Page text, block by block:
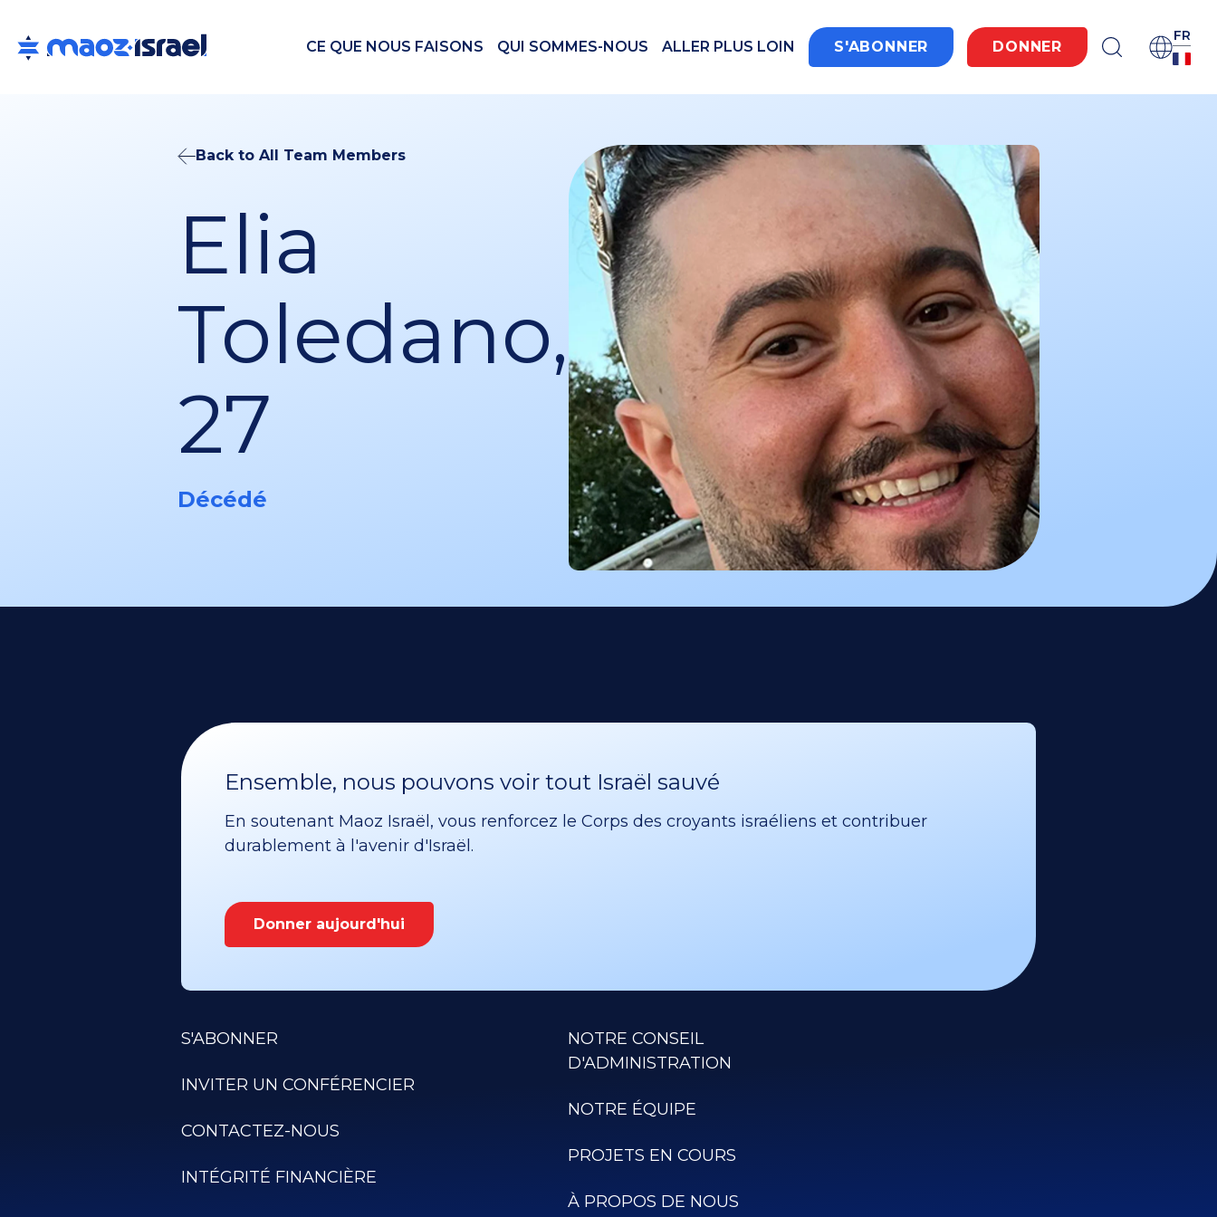
CE QUE NOUS FAISONS QUI SOMMES-NOUS ALLER PLUS LOIN S'ABONNER DONNER
FR
Back to All Team Members
Elia
Toledano,
27
Décédé
Ensemble, nous pouvons voir tout Israël sauvé
En soutenant Maoz Israël, vous renforcez le Corps des croyants israéliens et contribuer
durablement à l'avenir d'Israël.
Donner aujourd'hui
S'ABONNER
INVITER UN CONFÉRENCIER
CONTACTEZ-NOUS
INTÉGRITÉ FINANCIÈRE
NOTRE CONSEIL
D'ADMINISTRATION
NOTRE ÉQUIPE
PROJETS EN COURS
À PROPOS DE NOUS